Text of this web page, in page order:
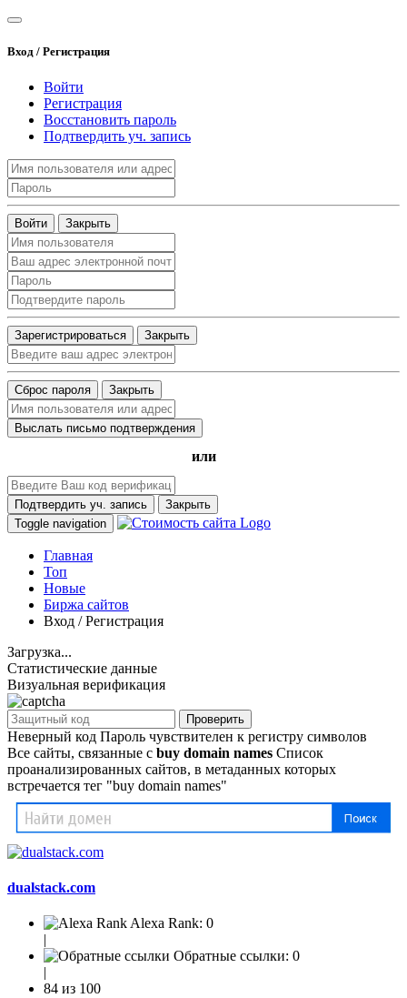
Вход / Регистрация
Войти
Регистрация
Восстановить пароль
Подтвердить уч. запись
Войти Закрыть
Зарегистрироваться Закрыть
Сброс пароля Закрыть
Выслать письмо подтверждения
или
Подтвердить уч. запись
Закрыть
Toggle navigation
Главная
Топ
Новые
Биржа сайтов
Вход / Регистрация
Загрузка...
Статистические данные
Визуальная верификация
Проверить
Неверный код Пароль чувствителен к регистру символов
Все сайты, связанные с buy domain names Список
проанализированных сайтов, в метаданных которых
встречается тег "buy domain names"
dualstack.com
Alexa Rank: 0
|
Обратные ссылки: 0
|
84 из 100